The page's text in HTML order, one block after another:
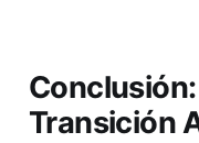
Transición